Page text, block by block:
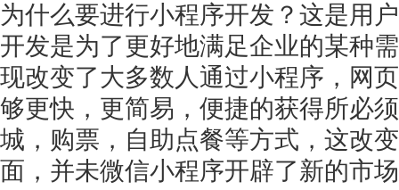
为什么要进行小程序开发？这是用
开发是为了更好地满足企业的某种
现改变了大多数人通过小程序，网
够更快，更简易，便捷的获得所必
城，购票，自助点餐等方式，这改
面，并未微信小程序开辟了新的市场